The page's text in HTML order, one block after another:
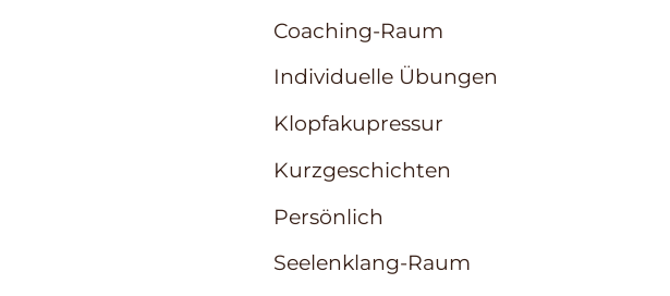
Coaching-Raum
Individuelle Übungen
Klopfakupressur
Kurzgeschichten
Persönlich
Seelenklang-Raum